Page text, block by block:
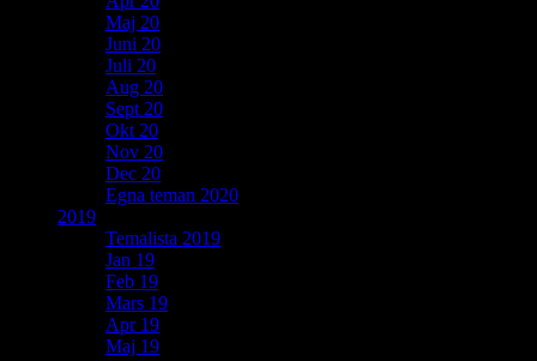
Maj 20
Juni 20
Juli 20
Aug 20
Sept 20
Okt 20
Nov 20
Dec 20
Egna teman 2020
2019
Temalista 2019
Jan 19
Feb 19
Mars 19
Apr 19
Maj 19